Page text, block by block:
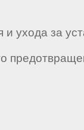
ухода за